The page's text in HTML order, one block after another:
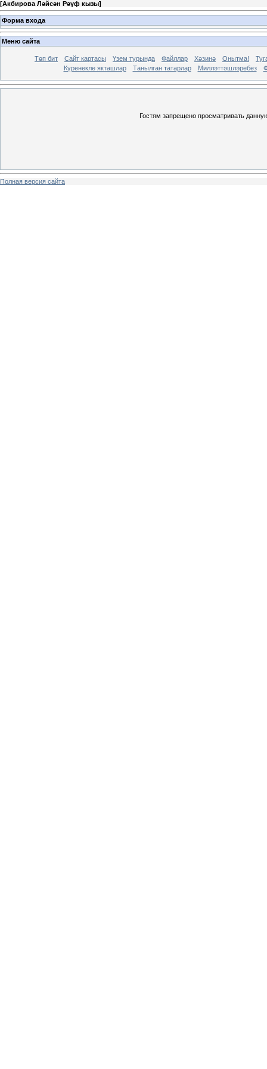
[Акбирова Ләйсән Рәүф кызы]
Форма входа
Меню сайта
Төп бит Сайт картасы Үзем турында Файллар Хәзинә Онытма!
Күренекле якташлар
Танылган татарлар Милләттәшләребез
Гостям запрещено просматривать
Полная версия сайта